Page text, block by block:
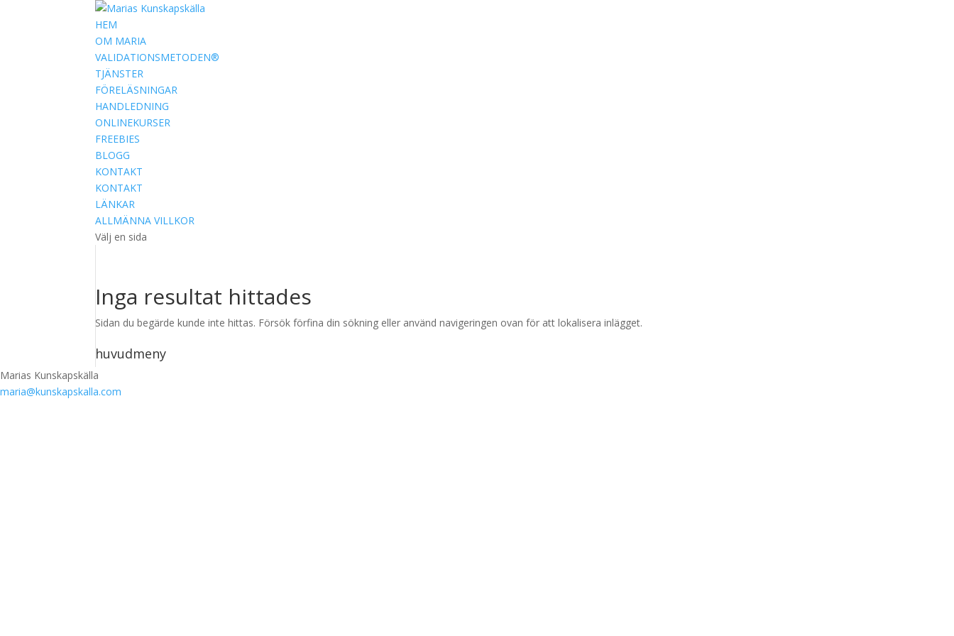
HEM
OM MARIA
VALIDATIONSMETODEN®
TJÄNSTER
FÖRELÄSNINGAR
HANDLEDNING
ONLINEKURSER
FREEBIES
BLOGG
KONTAKT
KONTAKT
LÄNKAR
ALLMÄNNA VILLKOR
Välj en sida
Inga resultat hittades
Sidan du begärde kunde inte hittas. Försök förfina din sökning eller använd navigeringen ovan för att lokalisera inlägget.
huvudmeny
Marias Kunskapskälla
maria@kunskapskalla.com